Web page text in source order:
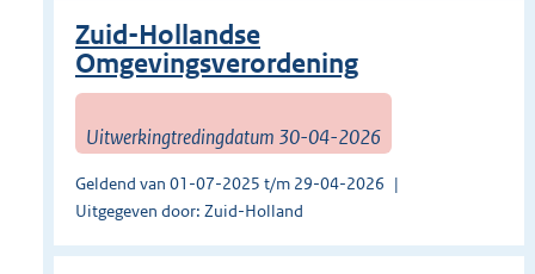
Zuid-Hollandse
Omgevingsverordening
Uitwerkingtredingdatum 30-04-2026
Geldend van 01-07-2025 t/m 29-04-2026
Uitgegeven door: Zuid-Holland